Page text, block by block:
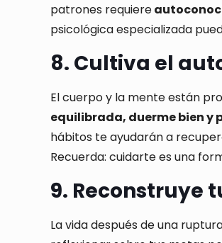
patrones requiere
psicológica especializada
8. Cultiva el
El cuerpo y la mente están
equilibrada, duerme bien y
hábitos te ayudarán a
Recuerda: cuidarte es una
9. Reconstruye
La vida después de una